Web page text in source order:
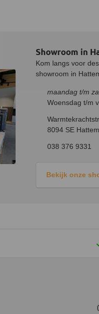
Showroom in
Kom langs voor
showroom in
maandag t/m
Woensdag t/m
8094 SE
038 376 9331
Bekijk onze